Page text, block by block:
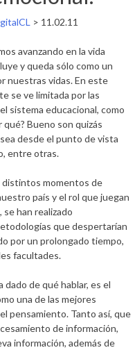
> 11.02.11
avanzando en la vida
y queda sólo como un
nuestras vidas. En este
se ve limitada por las
sistema educacional, como
Bueno son quizás
desde el punto de vista
entre otras.
distintos momentos de
país y el rol que juegan
han realizado
que despertarían
por un prolongado tiempo,
facultades.
de qué hablar, es el
una de las mejores
pensamiento. Tanto así, que
de información,
información, además de